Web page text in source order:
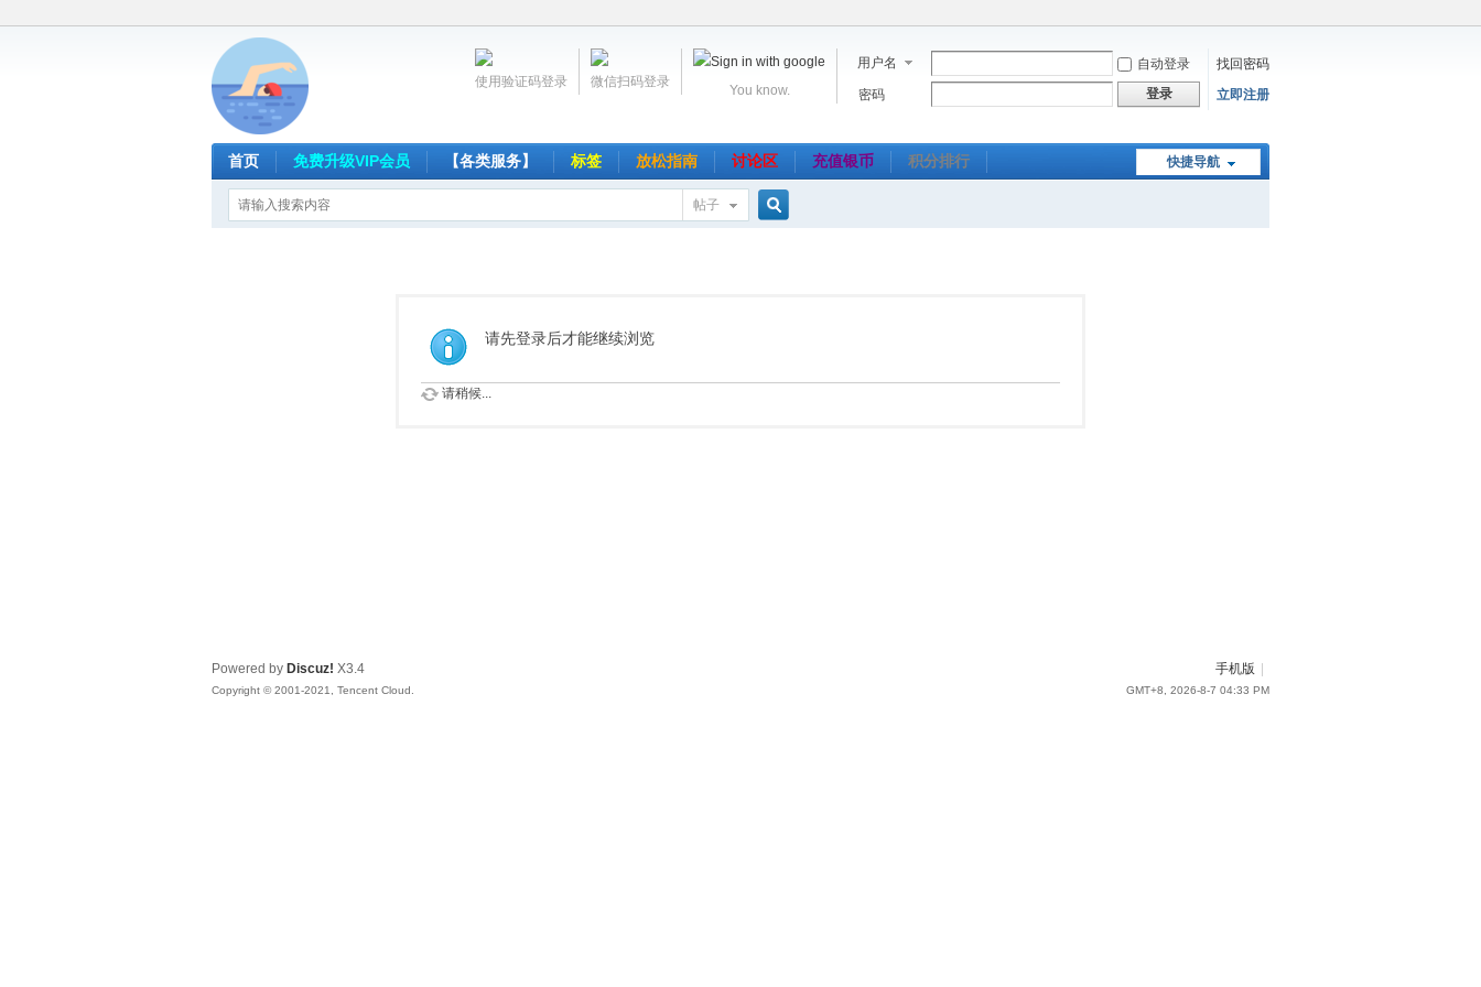
用户名 自动登录
找回密码
密码
登录 立即注册
You know.
微信扫码登录
使用验证码登录
快捷导航
首页 免费升级VIP会员 【各类服务】 标签 放松指南 讨论区 充值银币 积分排行
帖子
请先登录后才能继续浏览
请稍候...
手机版
GMT+8, 2026-8-7 04:33 PM
Powered by Discuz! X3.4
Copyright © 2001-2021, Tencent Cloud.